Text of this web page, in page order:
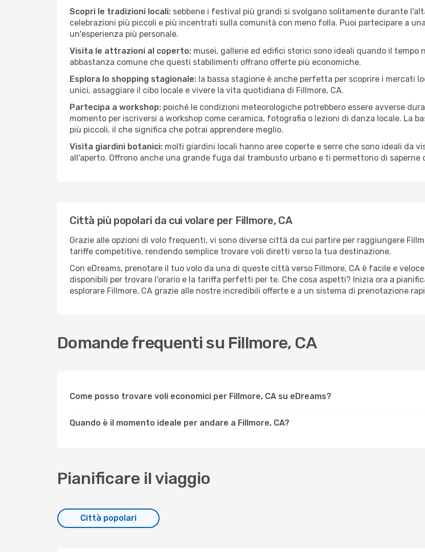
Scopri le tradizioni locali: sebbene i festival più grandi si svolgano solitamente durante
celebrazioni più piccoli e più incentrati sulla comunità con meno folla. Puoi partecipare a
un'esperienza più personale.
Visita le attrazioni al coperto: musei, gallerie ed edifici storici sono ideali quando il
abbastanza comune che questi stabilimenti offrano offerte più economiche.
Esplora lo shopping stagionale: la bassa stagione è anche perfetta per scoprire i mercati
unici, assaggiare il cibo locale e vivere la vita quotidiana di Fillmore, CA.
Partecipa a workshop: poiché le condizioni meteorologiche potrebbero essere avverse
momento per iscriversi a workshop come ceramica, fotografia o lezioni di danza locale. La
più piccoli, il che significa che potrai apprendere meglio.
Visita giardini botanici: molti giardini locali hanno aree coperte e serre che sono ideali da
all'aperto. Offrono anche una grande fuga dal trambusto urbano e ti permettono di saperne
Città più popolari da cui volare per Fillmore, CA
Grazie alle opzioni di volo frequenti, vi sono diverse città da cui partire per raggiungere
tariffe competitive, rendendo semplice trovare voli diretti verso la tua destinazione.
Con eDreams, prenotare il tuo volo da una di queste città verso Fillmore, CA è facile e
disponibili per trovare l'orario e la tariffa perfetti per te. Che cosa aspetti? Inizia ora a
esplorare Fillmore, CA grazie alle nostre incredibili offerte e a un sistema di prenotazione
Domande frequenti su Fillmore, CA
Come posso trovare voli economici per Fillmore, CA su eDreams?
Quando è il momento ideale per andare a Fillmore, CA?
Pianificare il viaggio
Città popolari